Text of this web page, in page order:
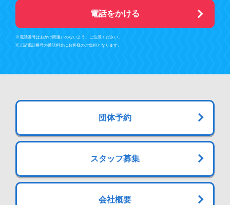
電話をかける
※電話番号はおかけ間違いのないよう、ご注意ください。
※上記電話番号の通話料金はお客様のご負担となります。
団体予約
スタッフ募集
会社概要